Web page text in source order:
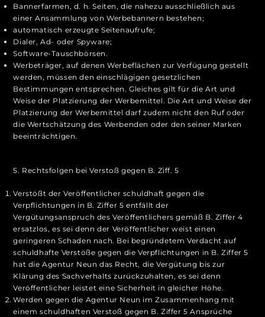
Bannerfarmen, d. h. Seiten, die nahezu ausschließlich aus
einer Ansammlung von Werbebannern bestehen;
automatisch erzeugte Seitenaufrufe;
Dialer, Ad- oder Spyware;
Software-Tauschbörsen.
Werbeträger, auf denen Werbeflächen zur Verfügung gestellt
werden, müssen den einschlägigen gesetzlichen
Bestimmungen entsprechen. Gleiches gilt für die Art und
Weise der Platzierung der Werbemittel. Die Art und Weise der
Platzierung der Werbemittel darf zudem nicht den Ruf oder
die Wertschätzung des Werbenden oder den seiner Marken
beeinträchtigen.
5. Rechtsfolgen bei Verstoß gegen B. Ziff. 5
Verstößt der Veröffentlicher schuldhaft gegen die
Verpflichtungen in B. Ziffer 5 entfällt der
Vergütungsanspruch des Veröffentlichers gemäß B. Ziffer 4
ersatzlos, es sei denn der Veröffentlicher weist einen
geringeren Schaden nach. Bei begründetem Verdacht auf
schuldhafte Verstöße gegen die Verpflichtungen in B. Ziffer 5
hat die Agentur Neun das Recht, die Vergütung bis zur
Klärung des Sachverhalts zurückzuhalten, es sei denn
Veröffentlicher leistet eine Sicherheit in gleicher Höhe.
Werden gegen die Agentur Neun im Zusammenhang mit
einem schuldhaften Verstoß gegen B. Ziffer 5 Ansprüche